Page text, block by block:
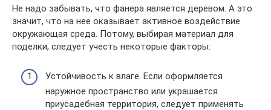
Не надо забывать, что фанера является деревом. А это
значит, что на нее оказывает активное воздействие
окружающая среда. Потому, выбирая материал для
поделки, следует учесть некоторые факторы:
Устойчивость к влаге. Если оформляется
наружное пространство или украшается
приусадебная территория, следует применять